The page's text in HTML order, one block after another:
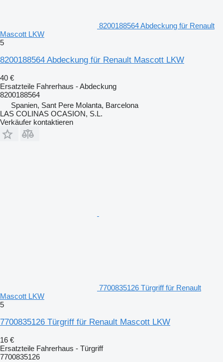
8200188564 Abdeckung für Renault
Mascott LKW
5
8200188564 Abdeckung für Renault Mascott LKW
40 €
Ersatzteile Fahrerhaus - Abdeckung
8200188564
Spanien, Sant Pere Molanta, Barcelona
LAS COLINAS OCASION, S.L.
Verkäufer kontaktieren
7700835126 Türgriff für Renault
Mascott LKW
5
7700835126 Türgriff für Renault Mascott LKW
16 €
Ersatzteile Fahrerhaus - Türgriff
7700835126